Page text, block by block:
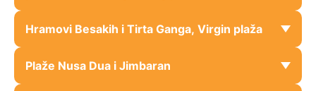
Hramovi Besakih i Tirta Ganga, Virgin plaža
Plaže Nusa Dua i Jimbaran